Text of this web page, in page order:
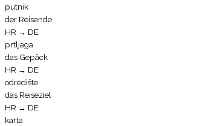
putnik
der Reisende
HR → DE
prtljaga
das Gepäck
HR → DE
odredište
das Reiseziel
HR → DE
karta